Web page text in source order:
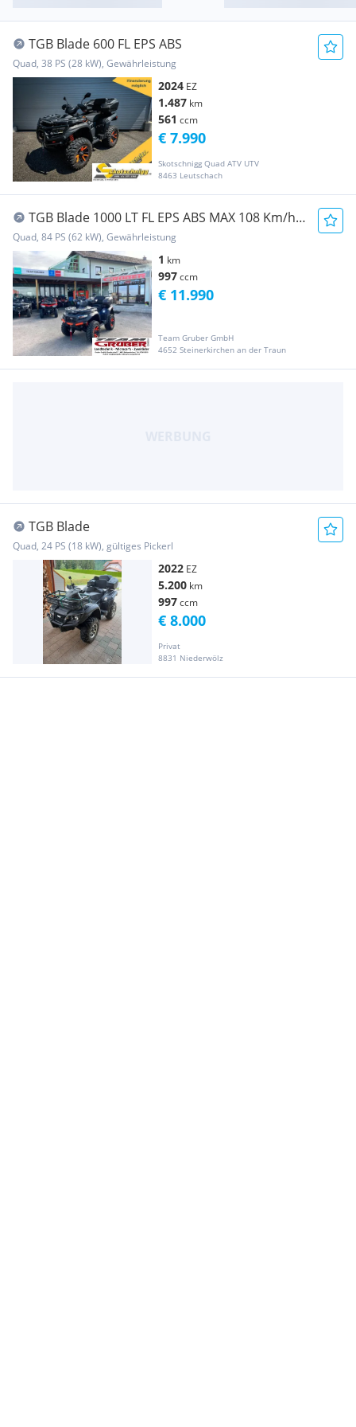
TGB Blade 600 FL EPS ABS
Quad, 38 PS (28 kW), Gewährleistung
2024 EZ
1.487 km
561 ccm
Skotschnigg Quad ATV UTV
8463 Leutschach
€ 7.990
TGB Blade 1000 LT FL EPS ABS MAX 108 Km/h
inkl. Koffer
Quad, 84 PS (62 kW), Gewährleistung
1 km
997ccm
Team Gruber GmbH
4652 Steinerkirchen an der Traun
€ 11.990
TGB Blade
Quad, 24 PS (18 kW), gültiges Pickerl
2022 EZ
5.200 km
997ccm
Privat
8831 Niederwölz
€ 8.000